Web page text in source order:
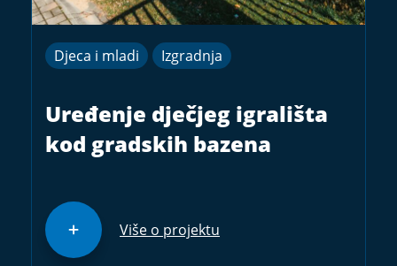
Djeca i mladi Izgradnja
Uređenje dječjeg igrališta
kod gradskih bazena
Više o projektu